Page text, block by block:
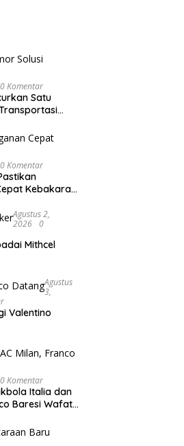
0 Komentar
Satu
0 Komentar
Kebakaran
Agustus 2,
2026
0
Mithcel
Agustus
3,
Valentino
0 Komentar
Italia dan
Baresi Wafat